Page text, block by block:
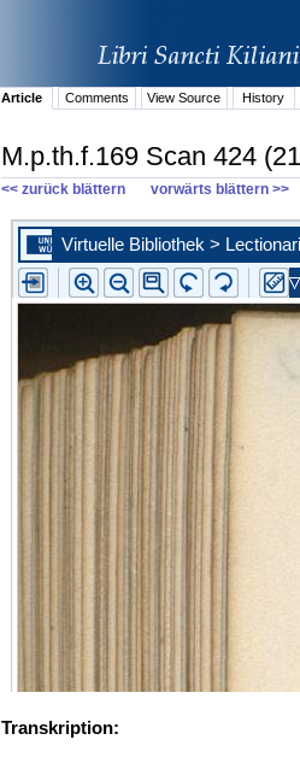
Article Comments View Source History
M.p.th.f.169 Scan 424
<< zurück blättern vorwärts blättern >>
Transkription: